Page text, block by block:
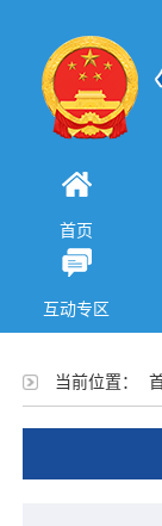
首页
互动专区
当前位置：